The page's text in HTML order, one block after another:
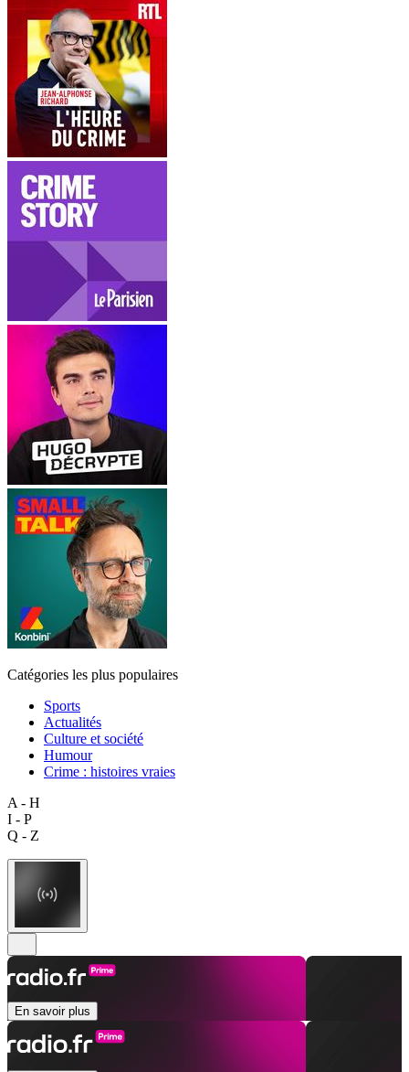
Catégories les plus populaires
Sports
Actualités
Culture et société
Humour
Crime : histoires vraies
A - H
I - P
Q - Z
En savoir plus